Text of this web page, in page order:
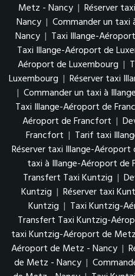
Metz - Nancy | Réserver
Nancy | Commander un
Nancy | Taxi Illange-
Taxi Illange-Aéroport de
Aéroport de Luxembourg |
Luxembourg | Réserver taxi
| Commander un taxi à
Taxi Illange-Aéroport de
Aéroport de Francfort |
Francfort | Tarif taxi
Réserver taxi Illange-
taxi à Illange-Aéroport de
Transfert Taxi Kuntzig |
Kuntzig | Réserver taxi
Kuntzig | Taxi Kuntzig-
Transfert Taxi Kuntzig-
taxi Kuntzig-Aéroport de
Aéroport de Metz - Nancy |
de Metz - Nancy |